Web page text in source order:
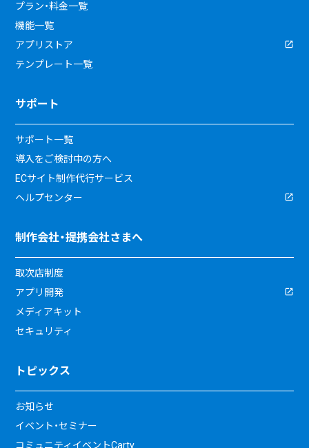
プラン・料金一覧
機能一覧
アプリストア
テンプレート一覧
サポート
サポート一覧
導入をご検討中の方へ
ECサイト制作代行サービス
ヘルプセンター
制作会社・提携会社さまへ
取次店制度
アプリ開発
メディアキット
セキュリティ
トピックス
お知らせ
イベント・セミナー
コミュニティイベントCarty